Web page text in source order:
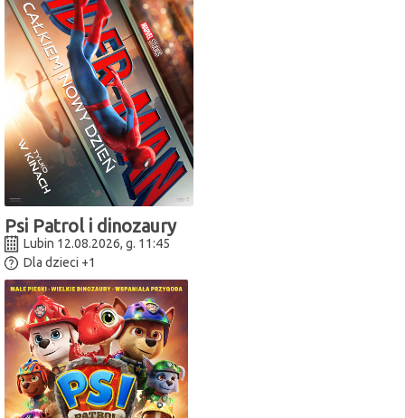
Psi Patrol i dinozaury
Lubin 12.08.2026, g. 11:45
Dla dzieci +1